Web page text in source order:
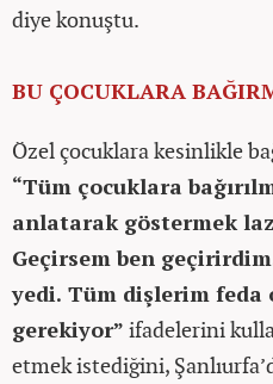
diye konuştu.
BU ÇOCUKLARA
Özel çocuklara kesinlikle
“Tüm çocuklara
anlatarak göstermek
Geçirsem ben
yedi. Tüm dişlerim feda
gerekiyor” ifadelerini
etmek istediğini,